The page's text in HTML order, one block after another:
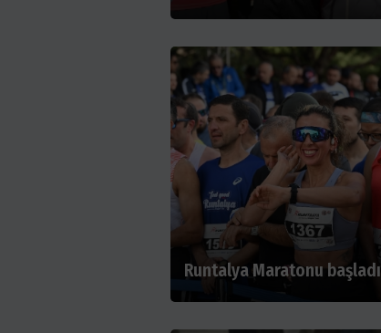
Runtalya Maratonu başladı